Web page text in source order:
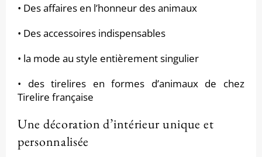
• Des affaires en l’honneur des animaux
• Des accessoires indispensables
• la mode au style entièrement singulier
• des tirelires en formes d’animaux de chez
Tirelire française
Une décoration d’intérieur unique et
personnalisée